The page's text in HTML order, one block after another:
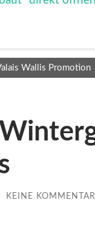
Wallis Promotion
KEINE